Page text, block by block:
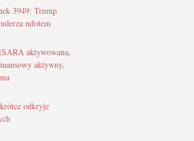
3949: Trump
młotem
aktywowana,
aktywny,
odkryje